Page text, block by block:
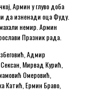
Армин у глуво доба
да изненади оца Фуду.
немир. Армин
Празник рада.
Адмир
Мирвад Курић,
Омеровић,
Катић, Ермин Браво,